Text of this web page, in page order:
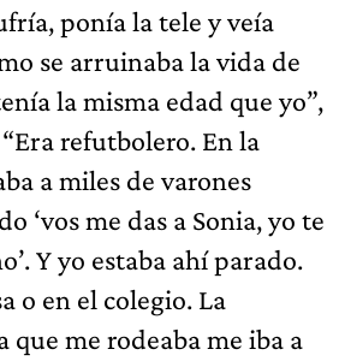
ponía la tele y veía
se arruinaba la vida de
la misma edad que yo”,
refutbolero. En la
a miles de varones
‘vos me das a Sonia, yo te
Y yo estaba ahí parado.
o en el colegio. La
que me rodeaba me iba a